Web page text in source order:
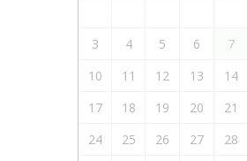
3
4 5 6 7
10
11 12 13 14
17
18 19 20 21
24
25 26 27 28